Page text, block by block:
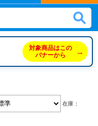
対象商品はこの
バナーから
→
在庫：